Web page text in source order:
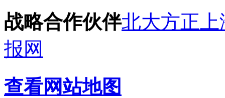
战略合作伙伴北大方正
报网
查看网站地图